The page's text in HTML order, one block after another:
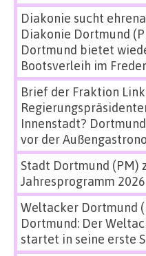
Diakonie sucht
Diakonie Dortmund
Dortmund bietet
Bootsverleih im
Brief der Fraktion
Innenstadt?
vor der
Stadt Dortmund (PM)
Jahresprogramm
Weltacker Dortmund
Dortmund: Der
startet in seine erste